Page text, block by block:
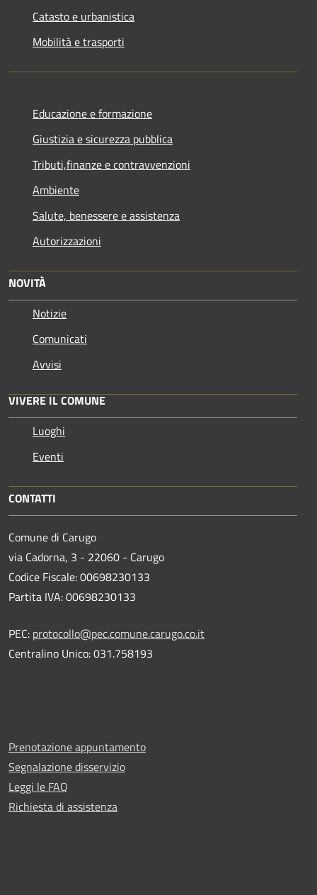
Catasto e urbanistica
Mobilità e trasporti
Educazione e formazione
Giustizia e sicurezza pubblica
Tributi,finanze e contravvenzioni
Ambiente
Salute, benessere e assistenza
Autorizzazioni
NOVITÀ
Notizie
Comunicati
Avvisi
VIVERE IL COMUNE
Luoghi
Eventi
CONTATTI
Comune di Carugo
via Cadorna, 3 - 22060 - Carugo
Codice Fiscale: 00698230133
Partita IVA: 00698230133
PEC: protocollo@pec.comune.carugo.co.it
Centralino Unico: 031.758193
Prenotazione appuntamento
Segnalazione disservizio
Leggi le FAQ
Richiesta di assistenza